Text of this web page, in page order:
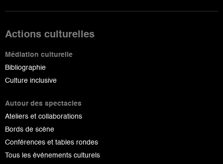
Actions culturelles
Médiation culturelle
Bibliographie
Culture inclusive
Autour des spectacles
Ateliers et collaborations
Bords de scène
Conférences et tables rondes
Tous les événements culturels